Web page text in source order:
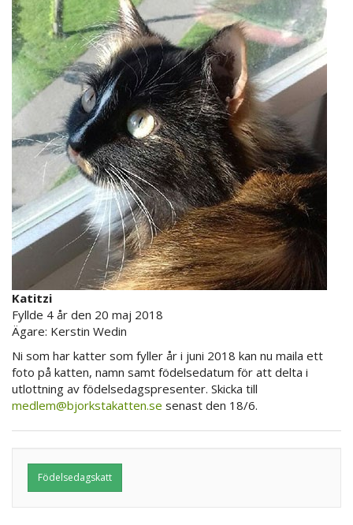
Katitzi
Fyllde 4 år den 20 maj 2018
Ägare: Kerstin Wedin
Ni som har katter som fyller år i juni 2018 kan nu maila ett
foto på katten, namn samt födelsedatum för att delta i
utlottning av födelsedagspresenter. Skicka till
medlem@bjorkstakatten.se senast den 18/6.
Födelsedagskatt